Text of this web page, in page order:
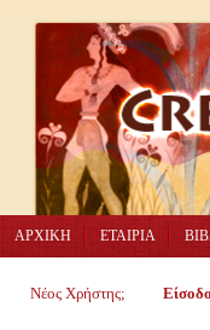
ΑΡΧΙΚΗ ΕΤΑΙΡΙΑ
Νέος Χρήστης;